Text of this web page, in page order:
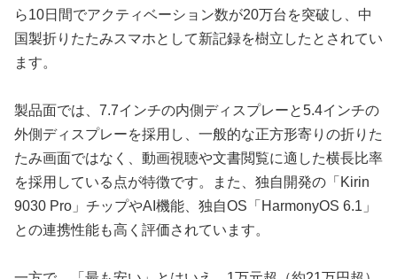
ら10日間でアクティベーション数が20万台を突破し、中
国製折りたたみスマホとして新記録を樹立したとされてい
ます。
製品面では、7.7インチの内側ディスプレーと5.4インチの
外側ディスプレーを採用し、一般的な正方形寄りの折りた
たみ画面ではなく、動画視聴や文書閲覧に適した横長比率
を採用している点が特徴です。また、独自開発の「Kirin
9030 Pro」チップやAI機能、独自OS「HarmonyOS 6.1」
との連携性能も高く評価されています。